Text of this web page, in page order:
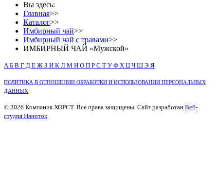
Вы здесь:
Главная>>
Каталог>>
Имбирный чай>>
Имбирный чай с травами>>
ИМБИРНЫЙ ЧАЙ «Мужской»
А Б В Г Д Е Ж З И К Л М Н О П Р С Т У Ф Х Ц Ч Ш Э Я
ПОЛИТИКА В ОТНОШЕНИИ ОБРАБОТКИ И ИСПОЛЬЗОВАНИИ ПЕРСОНАЛЬНЫХ
ДАННЫХ
© 2026 Компания ХОРСТ. Все права защищены. Сайт разработан Веб-
студия Наноток